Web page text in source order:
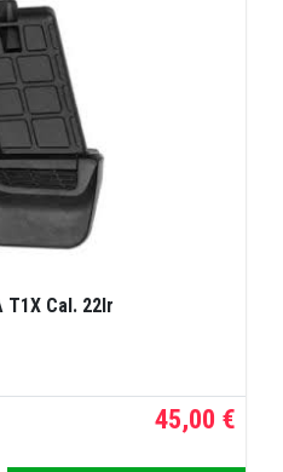
T1X Cal. 22lr
45,00 €